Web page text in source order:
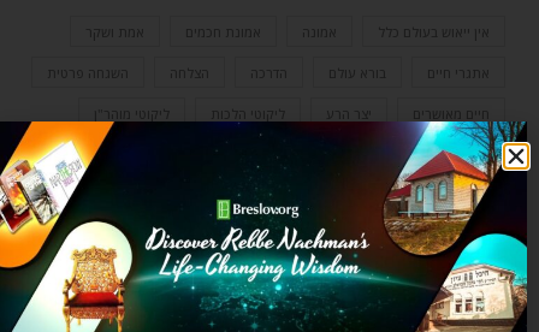
אין ייאוש בעולם כלל אמונת חכמים אמת ושקר
אתגרי חיים הצלחה השגחה פרטית
ליקוטי הלכות ליקוטי מוהר"ן
מורה דרך מנטור מפורסמים של שקר
עבודת אלילים עצות מעשיות פרסום האור
צמיחה אישית רבי נחמן מברסלב רבי נתן מברסלב
רוחניות וגשמיות שמחה תפילה תפילה אישית